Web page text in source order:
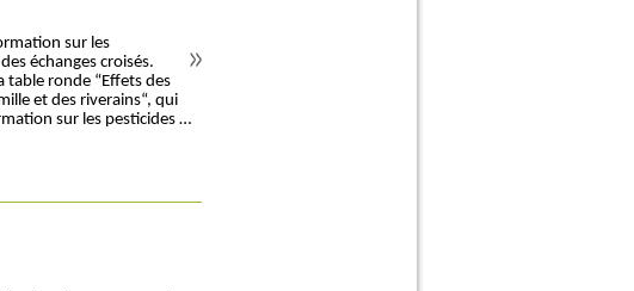
sur les
échanges croisés.
table ronde “Effets des
et des riverains“, qui
sur les pesticides …